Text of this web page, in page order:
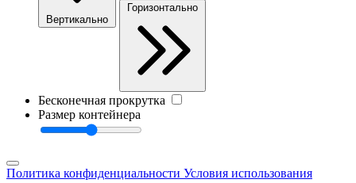
Вертикально
Горизонтально
Бесконечная прокрутка
Размер контейнера
Политика конфиденциальности Условия использования